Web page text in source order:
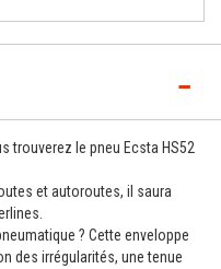
trouverez le pneu Ecsta HS52
et autoroutes, il saura
? Cette enveloppe
des irrégularités, une tenue